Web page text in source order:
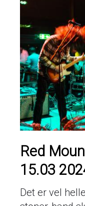
Red
15.03
Det er vel